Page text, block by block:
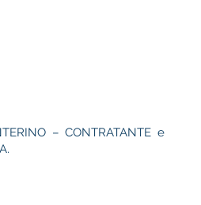
– CONTRATANTE e